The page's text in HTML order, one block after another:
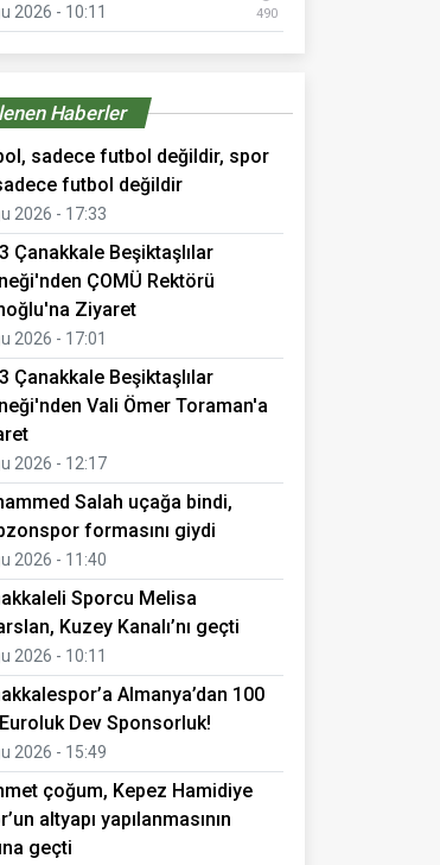
2026 - 10:11 490
Haberler
sadece futbol değildir, spor
futbol değildir
2026 - 17:33
Çanakkale Beşiktaşlılar
ÇOMÜ Rektörü
Ziyaret
2026 - 17:01
Çanakkale Beşiktaşlılar
Vali Ömer Toraman'a
2026 - 12:17
Salah uçağa bindi,
formasını giydi
2026 - 11:40
Sporcu Melisa
Kuzey Kanalı’nı geçti
2026 - 10:11
Almanya’dan 100
Dev Sponsorluk!
2026 - 15:49
çoğum, Kepez Hamidiye
altyapı yapılanmasının
geçti